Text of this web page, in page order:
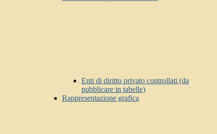
Enti di diritto privato controllati (da
pubblicare in tabelle)
Rappresentazione grafica